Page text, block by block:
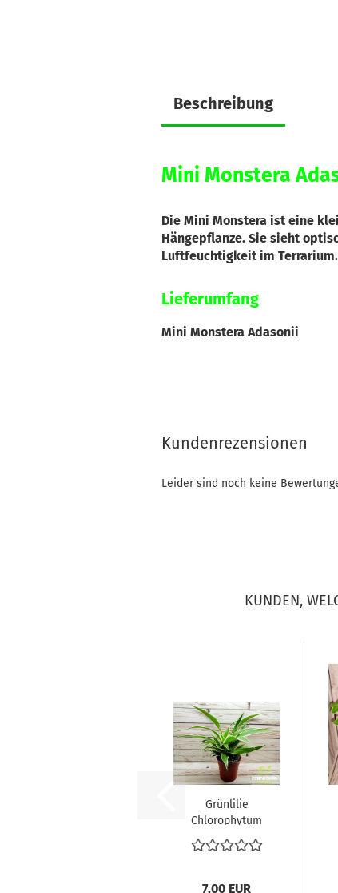
Beschreibung
Mini Monstera
Die Mini Monstera ist eine
Hängepflanze. Sie sieht
Luftfeuchtigkeit im Terrarium.
Lieferumfang
Mini Monstera Adasonii
Kundenrezensionen
Leider sind noch keine
KUNDEN,
Grünlilie
Chlorophytum
7,00 EUR